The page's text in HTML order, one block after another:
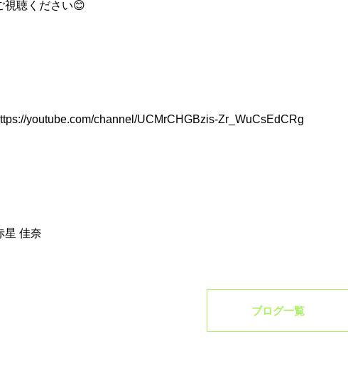
視聴ください😊
youtube.com/channel/UCMrCHGBzis-Zr_WuCsEdCRg
星 佳奈
ブログ一覧